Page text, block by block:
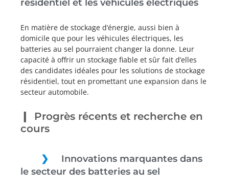
résidentiel et les véhicules électriques
En matière de stockage d’énergie, aussi bien à
domicile que pour les véhicules électriques, les
batteries au sel pourraient changer la donne. Leur
capacité à offrir un stockage fiable et sûr fait d’elles
des candidates idéales pour les solutions de stockage
résidentiel, tout en promettant une expansion dans le
secteur automobile.
Progrès récents et recherche en
cours
Innovations marquantes dans
le secteur des batteries au sel